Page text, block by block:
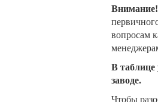
Внимание!
вопросам
В таблице
заводе.
Чтобы